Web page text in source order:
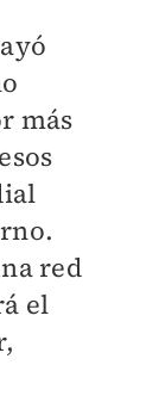
más
red
el